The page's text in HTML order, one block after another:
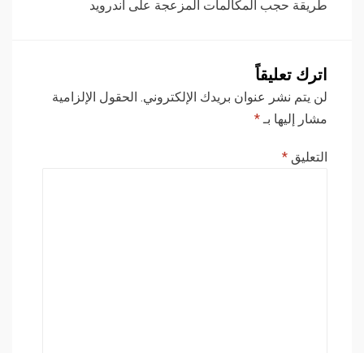
طريقة حجب المكالمات المزعجة على اندرويد
اترك تعليقاً
لن يتم نشر عنوان بريدك الإلكتروني. الحقول الإلزامية
مشار إليها بـ*
التعليق *